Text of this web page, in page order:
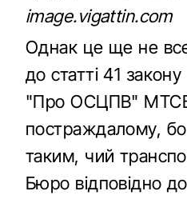
image.vigattin.com
Однак це ще не
до статті 41 закону
"Про ОСЦПВ"
постраждалому,
таким, чий
Бюро відповідно